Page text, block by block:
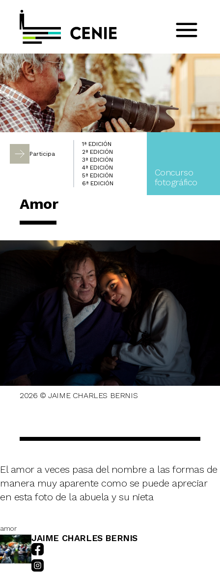
Participa
1ª EDICIÓN
2ª EDICIÓN
3ª EDICIÓN
4ª EDICIÓN
5ª EDICIÓN
6ª EDICIÓN
Concurso
fotográfico
Amor
2026 © JAIME CHARLES BERNIS
El amor a veces pasa del nombre a las formas de
manera muy aparente como se puede apreciar
en esta foto de la abuela y su nieta
amor
JAIME CHARLES BERNIS